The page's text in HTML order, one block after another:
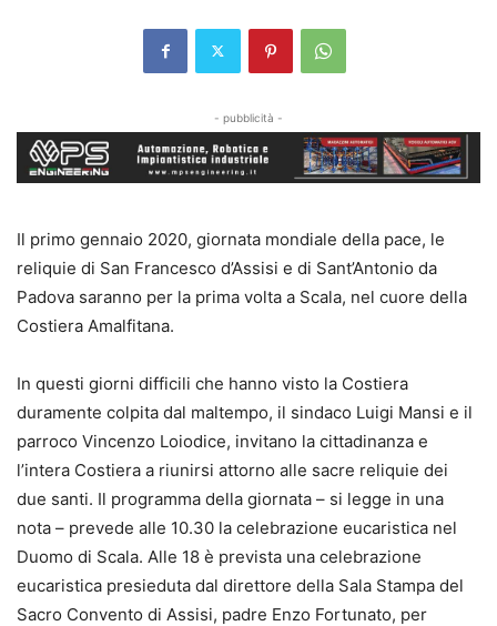
- pubblicità -
Il primo gennaio 2020, giornata mondiale della pace, le
reliquie di San Francesco d’Assisi e di Sant’Antonio da
Padova saranno per la prima volta a Scala, nel cuore della
Costiera Amalfitana.
In questi giorni difficili che hanno visto la Costiera
duramente colpita dal maltempo, il sindaco Luigi Mansi e il
parroco Vincenzo Loiodice, invitano la cittadinanza e
l’intera Costiera a riunirsi attorno alle sacre reliquie dei
due santi. Il programma della giornata – si legge in una
nota – prevede alle 10.30 la celebrazione eucaristica nel
Duomo di Scala. Alle 18 è prevista una celebrazione
eucaristica presieduta dal direttore della Sala Stampa del
Sacro Convento di Assisi, padre Enzo Fortunato, per